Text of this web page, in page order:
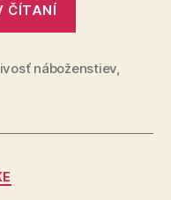
ČÍTANÍ
Česku
náboženstiev,